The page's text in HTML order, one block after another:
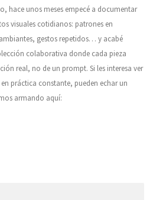
hace unos meses empecé a documentar
visuales cotidianos: patrones en
gestos repetidos… y acabé
colaborativa donde cada pieza
real, no de un prompt. Si les interesa ver
práctica constante, pueden echar un
armando aquí: